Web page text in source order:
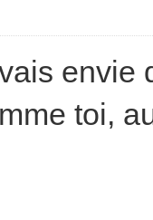
envie
toi,